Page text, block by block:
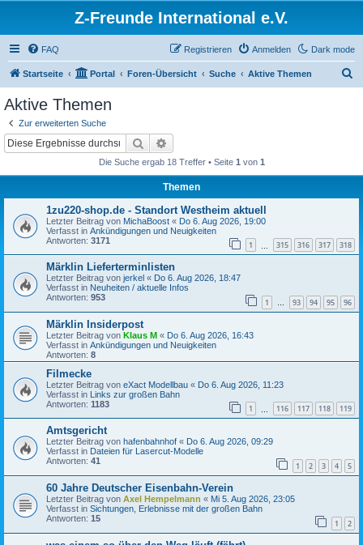
Z-Freunde International e.V.
Dark mode
FAQ Anmelden
Registrieren
Startseite Portal Foren-Übersicht Suche Aktive Themen
Aktive Themen
Zur erweiterten Suche
Suche
Die Suche ergab 18 Treffer • Seite 1 von 1
Themen
1zu220-shop.de - Standort Westheim aktuell
Letzter Beitrag von MichaBoost « Do 6. Aug 2026, 19:00
Verfasst in Ankündigungen und Neuigkeiten
Antworten: 3171 1 315 316 317 318
Märklin Lieferterminlisten
Letzter Beitrag von jerkel « Do 6. Aug 2026, 18:47
Verfasst in Neuheiten / aktuelle Infos
Antworten: 953 1 … 93 94 95 96
Märklin Insiderpost
Letzter Beitrag von Klaus M « Do 6. Aug 2026, 16:43
Verfasst in Ankündigungen und Neuigkeiten
Antworten: 8
Filmecke
Letzter Beitrag von eXact Modellbau « Do 6. Aug 2026, 11:23
Verfasst in Links zur großen Bahn
Antworten: 1183 1 116 117 118 119
Amtsgericht
Letzter Beitrag von hafenbahnhof « Do 6. Aug 2026, 09:29
Verfasst in Dateien für Lasercut-Modelle
Antworten: 41 1 2 3 4 5
60 Jahre Deutscher Eisenbahn-Verein
Letzter Beitrag von Axel Hempelmann « Mi 5. Aug 2026, 23:05
Verfasst in Sichtungen, Erlebnisse mit der großen Bahn
Antworten: 15 1 2